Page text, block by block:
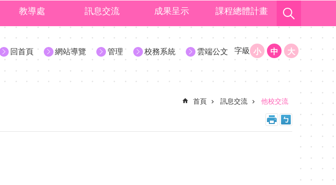
教導處 訊息交流 成果呈示 課程總體計畫
回首頁 網站導覽 管理 校務系統 雲端公文 字級 小 中 大
首頁 訊息交流 他校交流